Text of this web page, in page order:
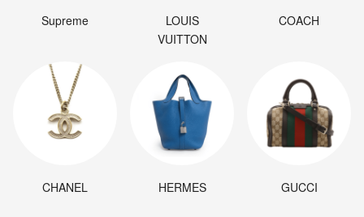
Supreme
LOUIS
VUITTON
COACH
CHANEL HERMES GUCCI